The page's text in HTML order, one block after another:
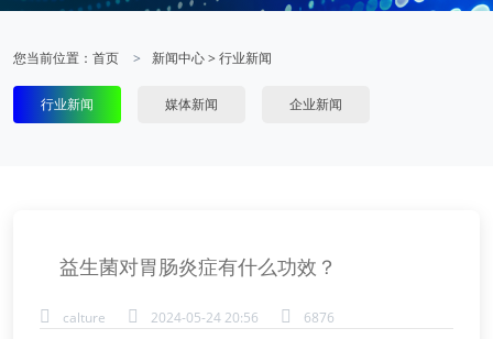
您当前位置： 首页 新闻中心> 行业新闻
行业新闻 媒体新闻 企业新闻
益生菌对胃肠炎症有什么功效？
calture 2024-05-24 20:56
6876